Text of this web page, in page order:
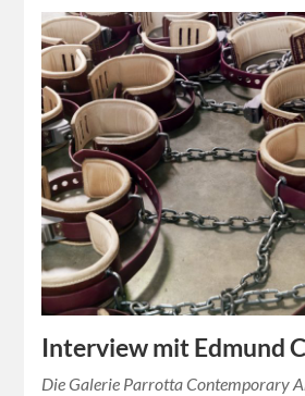
Interview mit Edmund
Die Galerie Parrotta Contemporary